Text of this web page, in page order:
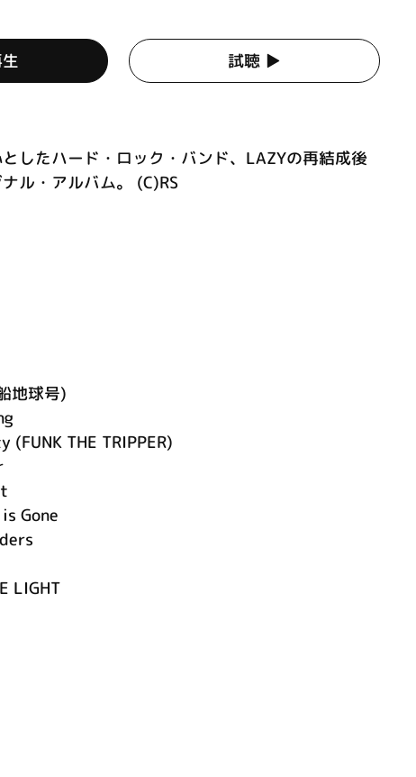
試聴 ▶︎
したハード・ロック・バンド、LAZYの再結成後
ル・アルバム。 (C)RS
地球号)
THE TRIPPER)
Gone
LIGHT